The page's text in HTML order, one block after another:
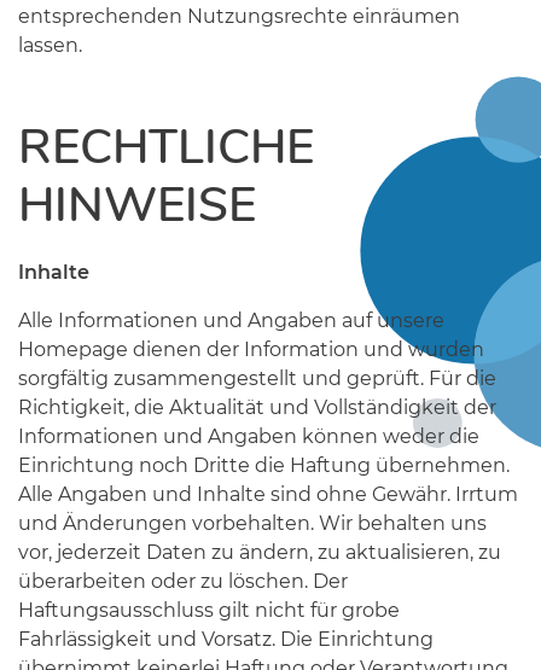
entsprechenden Nutzungsrechte einräumen
lassen.
RECHTLICHE
HINWEISE
Inhalte
Alle Informationen und Angaben auf unsere
Homepage dienen der Information und wurden
sorgfältig zusammengestellt und geprüft. Für die
Richtigkeit, die Aktualität und Vollständigkeit der
Informationen und Angaben können weder die
Einrichtung noch Dritte die Haftung übernehmen.
Alle Angaben und Inhalte sind ohne Gewähr. Irrtum
und Änderungen vorbehalten. Wir behalten uns
vor, jederzeit Daten zu ändern, zu aktualisieren, zu
überarbeiten oder zu löschen. Der
Haftungsausschluss gilt nicht für grobe
Fahrlässigkeit und Vorsatz. Die Einrichtung